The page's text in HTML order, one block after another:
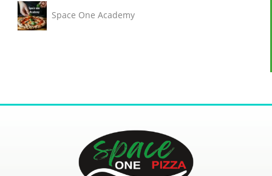
Space One Academy